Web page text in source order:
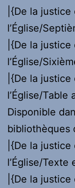
|{De la
l’Église/
|{De la
l’Église/
|{De la
l’Église/Table
Disponible
bibliothèques
|{De la
l’Église/Texte
|{De la